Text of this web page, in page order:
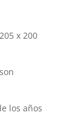
x 200
los años